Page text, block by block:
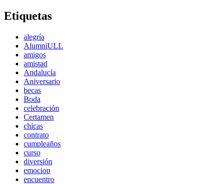
Etiquetas
alegría
AlumniULL
amigos
amistad
Andalucía
Aniversario
becas
Boda
celebración
Certamen
chicas
contrato
cumpleaños
curso
diversión
emocion
encuentro